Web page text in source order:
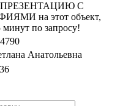
ПРЕЗЕНТАЦИЮ С
на этот объект,
по запросу!
Анатольевна